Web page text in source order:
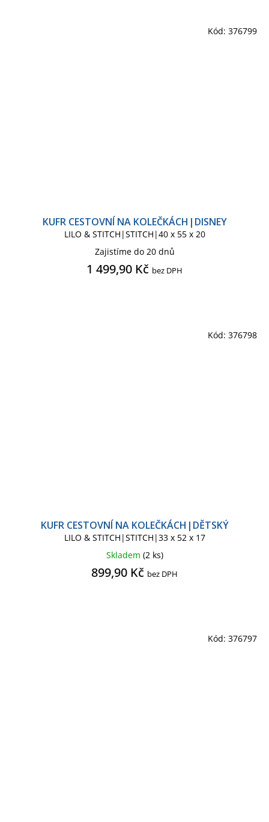
KUFR CESTOVNÍ NA KOLEČKÁCH|DISNEY
LILO & STITCH|STITCH|40 x 55 x 20
Zajistíme do 20 dnů
1 499,90 Kč bez DPH
Kód: 376799
KUFR CESTOVNÍ NA KOLEČKÁCH|DĚTSKÝ
LILO & STITCH|STITCH|33 x 52 x 17
Skladem (2 ks)
899,90 Kč bez DPH
Kód: 376798
Kód: 376797